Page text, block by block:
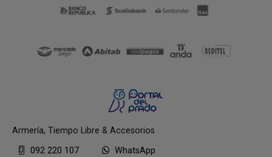
Armería, Tiempo Libre & Accesorios
092 220 107
WhatsApp